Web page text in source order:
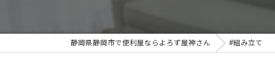
静岡県静岡市で便利屋ならよろず屋神さん #組み立て